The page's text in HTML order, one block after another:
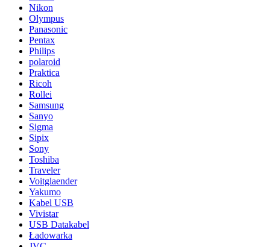
Nikon
Olympus
Panasonic
Pentax
Philips
polaroid
Praktica
Ricoh
Rollei
Samsung
Sanyo
Sigma
Sipix
Sony
Toshiba
Traveler
Voitglaender
Yakumo
Kabel USB
Vivistar
USB Datakabel
Ładowarka